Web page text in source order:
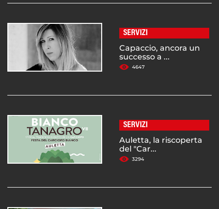
SERVIZI
Capaccio, ancora un
successo a ...
4647
SERVIZI
Auletta, la riscoperta
del "Car...
3294